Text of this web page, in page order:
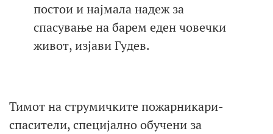
постои и најмала надеж за
спасување на барем еден човечки
живот, изјави Гудев.
Тимот на струмичките пожарникари-
спасители, специјално обучени за